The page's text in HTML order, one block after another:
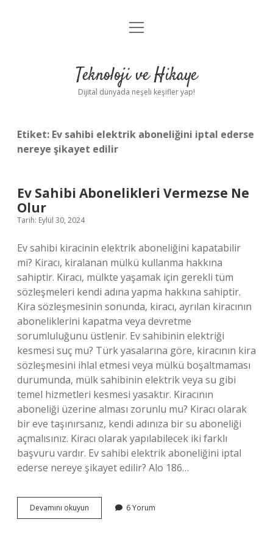
Anasayfa
Yasal Uyarı
menüyü
Teknoloji ve Hikaye
Dijital dünyada neşeli keşifler yap!
Etiket: Ev sahibi elektrik aboneliğini iptal ederse
nereye şikayet edilir
Ev Sahibi Abonelikleri Vermezse Ne
Olur
Tarih: Eylül 30, 2024
Ev sahibi kiracinin elektrik aboneliğini kapatabilir
mi? Kiracı, kiralanan mülkü kullanma hakkına
sahiptir. Kiracı, mülkte yaşamak için gerekli tüm
sözleşmeleri kendi adına yapma hakkına sahiptir.
Kira sözleşmesinin sonunda, kiracı, ayrılan kiracının
aboneliklerini kapatma veya devretme
sorumluluğunu üstlenir. Ev sahibinin elektriği
kesmesi suç mu? Türk yasalarına göre, kiracının kira
sözleşmesini ihlal etmesi veya mülkü boşaltmaması
durumunda, mülk sahibinin elektrik veya su gibi
temel hizmetleri kesmesi yasaktır. Kiracının
aboneliği üzerine alması zorunlu mu? Kiracı olarak
bir eve taşınırsanız, kendi adınıza bir su aboneliği
açmalısınız. Kiracı olarak yapılabilecek iki farklı
başvuru vardır. Ev sahibi elektrik aboneliğini iptal
ederse nereye şikayet edilir? Alo 186…
Devamını okuyun
Sahibi
6 Yorum